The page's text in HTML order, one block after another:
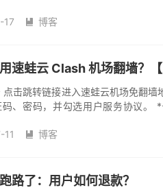
17  博客
速蛙云 Clash 机场翻墙？【
点击跳转链接进入速蛙云机场免翻
、密码，并勾选用户服务协议。
11  博客
路了：用户如何退款？